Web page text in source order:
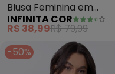
Blusa Feminina em
Molecotton Viscose
(Bege)
INFINITA COR
R$ 38,99R$ 79,99
-50%